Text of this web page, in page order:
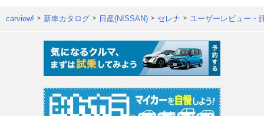
carview! 新車カタログ 日産(NISSAN) セレナ ユーザーレビュー・